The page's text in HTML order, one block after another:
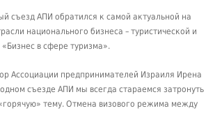
съезд АПИ обратился к самой актуальной на
национального бизнеса – туристической и
в сфере туризма».
Ассоциации предпринимателей Израиля Ирена
съезде АПИ мы всегда стараемся затронуть
тему. Отмена визового режима между